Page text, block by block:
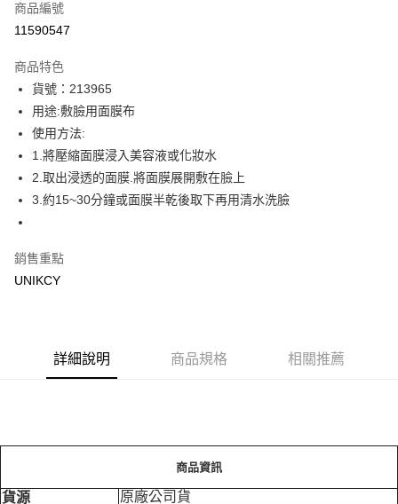
信用卡一次付款
LINE Pay
Apple Pay
街口支付
悠遊付
運送方式
7-11取貨付款［需3-5個工作天不含預購商品］
每筆NT$70，滿NT$499(含以上)免運費
商品編號
11590547
商品特色
貨號：213965
用途:敷臉用面膜布
使用方法:
1.將壓縮面膜浸入美容液或化妝水
2.取出浸透的面膜.將面膜展開敷在臉上
3.約15~30分鐘或面膜半乾後取下再用清水洗臉
銷售重點
UNIKCY
詳細說明 商品規格 相關推薦
商品資訊
貨源 原廠公司貨